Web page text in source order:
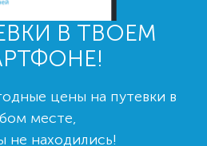
В ТВОЕМ
цены на путевки в
месте,
не находились!